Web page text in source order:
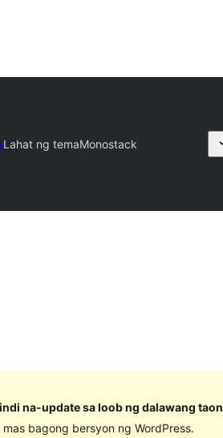
Lahat ng temaMonostack
na-update sa loob ng dalawang taon
bagong bersyon ng WordPress.